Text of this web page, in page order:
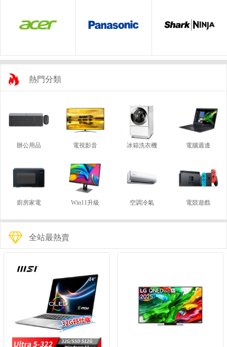
熱門分類
辦公用品 電視影音 冰箱洗衣機 電腦週邊
廚房家電 Win11升級 空調冷氣 電競遊戲
全站最熱賣